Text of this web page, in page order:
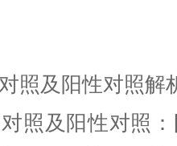
照及阳性对照解
照及阳性对照